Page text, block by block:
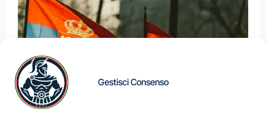
Gestisci Consenso